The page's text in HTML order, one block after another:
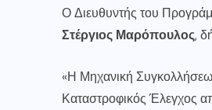
Ο Διευθυντής του
Στέργιος Μαρόπουλος,
«Η Μηχανική
Καταστροφικός Έλεγχος